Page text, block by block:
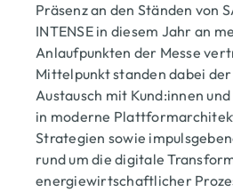
Präsenz an den Ständen von
INTENSE in diesem Jahr an
Anlaufpunkten der Messe
Mittelpunkt standen dabei
Austausch mit Kund:innen
in moderne
Strategien sowie
rund um die digitale
energiewirtschaftlicher